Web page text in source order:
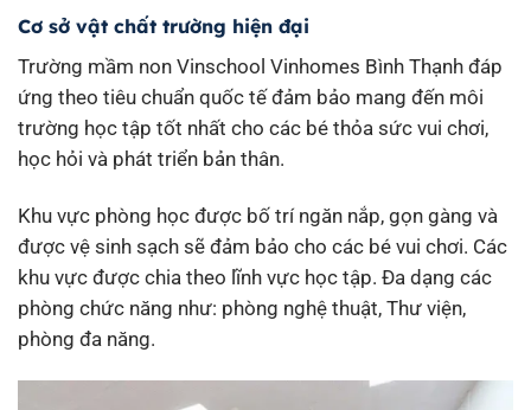
Cơ sở vật chất trường hiện đại
Trường mầm non Vinschool Vinhomes Bình Thạnh đáp
ứng theo tiêu chuẩn quốc tế đảm bảo mang đến môi
trường học tập tốt nhất cho các bé thỏa sức vui chơi,
học hỏi và phát triển bản thân.
Khu vực phòng học được bố trí ngăn nắp, gọn gàng và
được vệ sinh sạch sẽ đảm bảo cho các bé vui chơi. Các
khu vực được chia theo lĩnh vực học tập. Đa dạng các
phòng chức năng như: phòng nghệ thuật, Thư viện,
phòng đa năng.